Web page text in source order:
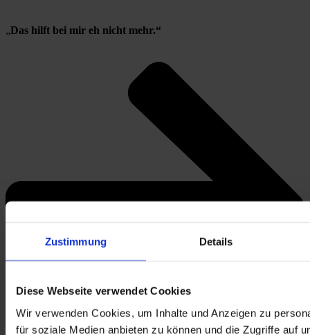
Zustimmung Details
Diese Webseite verwendet Cookies
Wir verwenden Cookies, um Inhalte und Anzeigen zu
für soziale Medien anbieten zu können und die Zugriffe auf
„Das hilft bei mir eh nicht mehr.“